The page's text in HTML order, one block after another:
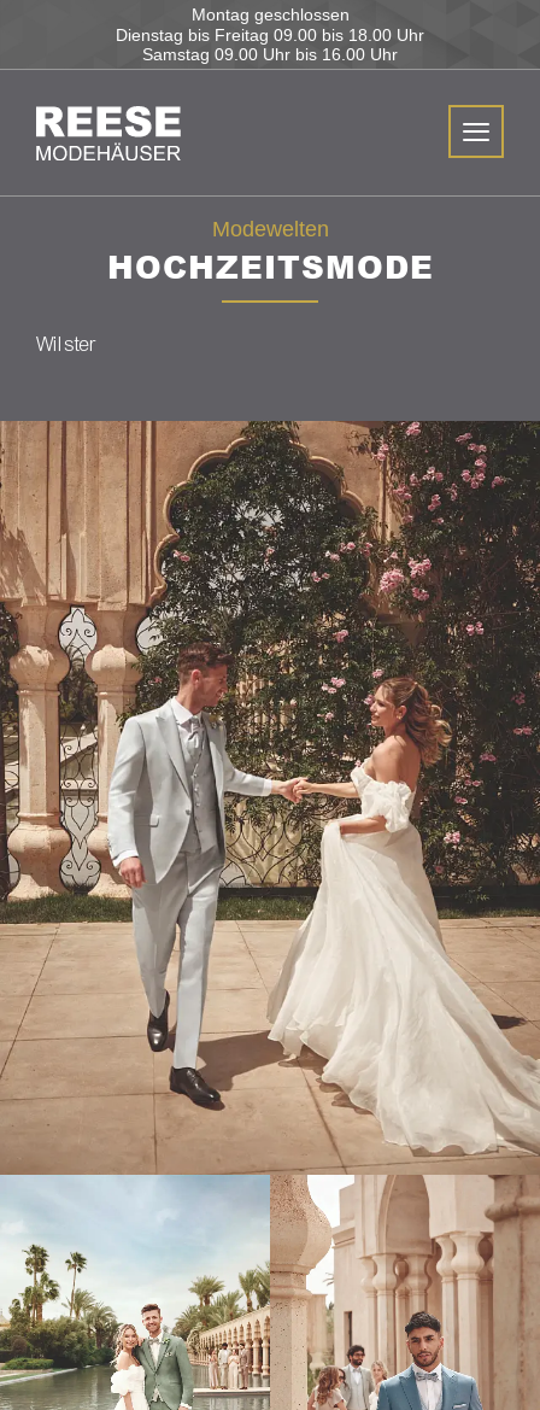
Montag geschlossen
Dienstag bis Freitag 09.00 bis 18.00 Uhr
Samstag 09.00 Uhr bis 16.00 Uhr
Modewelten
HOCHZEITSMODE
Wilster